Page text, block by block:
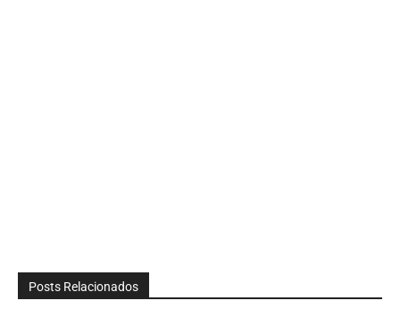
Posts Relacionados